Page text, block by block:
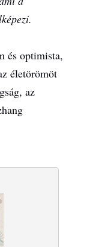
és optimista,
életörömöt
az